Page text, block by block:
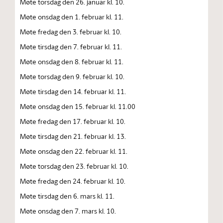
Møte onsdag den 1. februar kl. 11.
Møte fredag den 3. februar kl. 10.
Møte tirsdag den 7. februar kl. 11.
Møte onsdag den 8. februar kl. 11.
Møte torsdag den 9. februar kl. 10.
Møte tirsdag den 14. februar kl. 11.
Møte onsdag den 15. februar kl. 11.00
Møte fredag den 17. februar kl. 10.
Møte tirsdag den 21. februar kl. 13.
Møte onsdag den 22. februar kl. 11.
Møte torsdag den 23. februar kl. 10.
Møte fredag den 24. februar kl. 10.
Møte tirsdag den 6. mars kl. 11.
Møte onsdag den 7. mars kl. 10.